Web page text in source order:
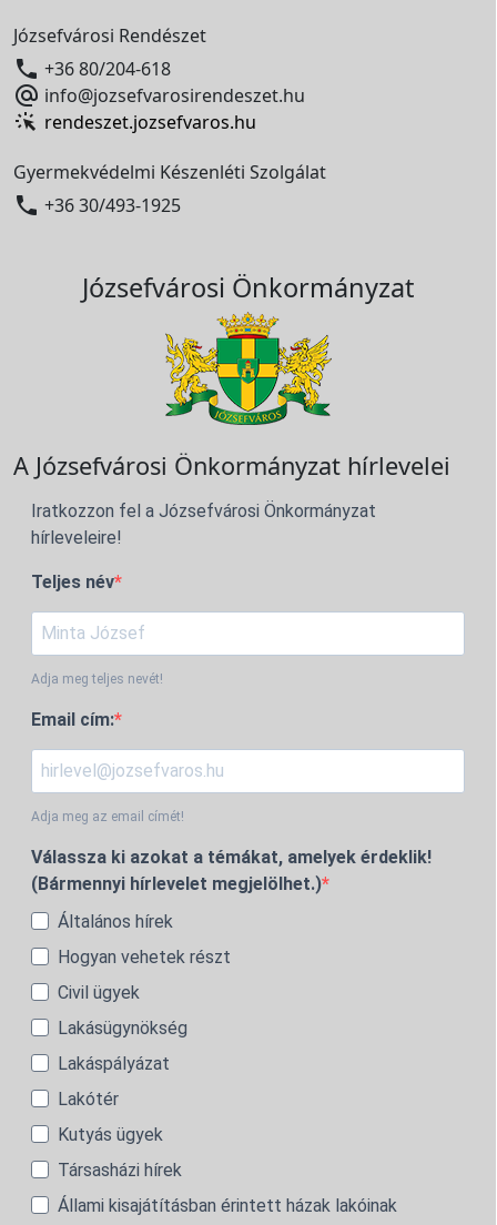
Józsefvárosi Rendészet
 +36 80/204-618
 info@jozsefvarosirendeszet.hu
rendeszet.jozsefvaros.hu
Gyermekvédelmi Készenléti Szolgálat
 +36 30/493-1925
Józsefvárosi Önkormányzat
A Józsefvárosi Önkormányzat hírlevelei
Iratkozzon fel a Józsefvárosi Önkormányzat
hírleveleire!
Teljes név
Adja meg teljes nevét!
Email cím:
Adja meg az email címét!
Válassza ki azokat a témákat, amelyek érdeklik!
(Bármennyi hírlevelet megjelölhet.)
Általános hírek
Hogyan vehetek részt
Civil ügyek
Lakásügynökség
Lakáspályázat
Lakótér
Kutyás ügyek
Társasházi hírek
Állami kisajátításban érintett házak lakóinak